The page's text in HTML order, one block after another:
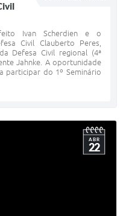
Ivan Scherdien e o
Civil Clauberto Peres,
Defesa Civil regional (4ª
Jahnke. A oportunidade
participar do 1º Seminário
ABR
22